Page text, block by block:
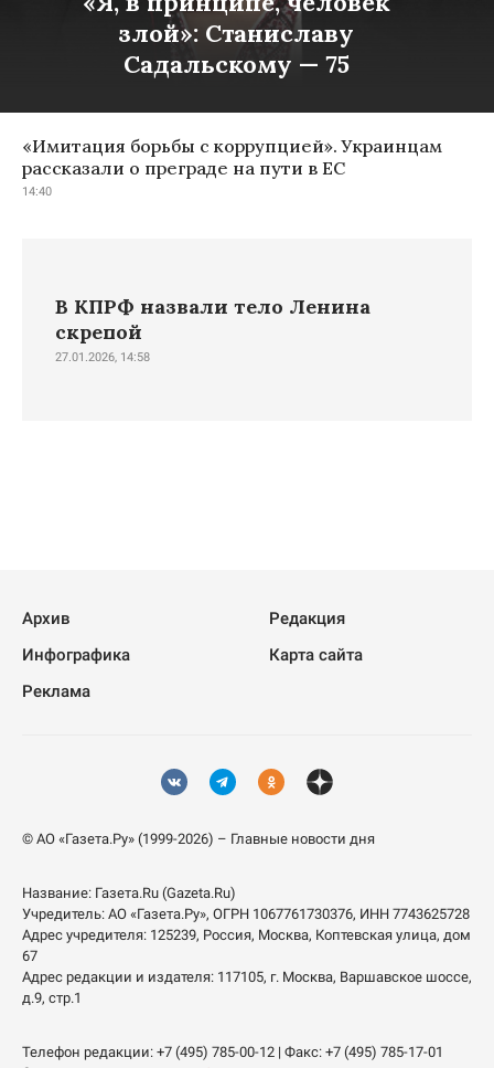
злой»: Станиславу
Садальскому — 75
«Имитация борьбы с коррупцией». Украинцам
рассказали о преграде на пути в ЕС
14:40
В КПРФ назвали тело Ленина
скрепой
27.01.2026, 14:58
Архив
Редакция
Инфографика
Карта сайта
Реклама
© АО «Газета.Ру» (1999-2026) – Главные новости дня
Название: Газета.Ru (Gazeta.Ru)
Учредитель: АО «Газета.Ру», ОГРН 1067761730376, ИНН 7743625728
Адрес учредителя: 125239, Россия, Москва, Коптевская улица, дом
67
Адрес редакции и издателя: 117105, г. Москва, Варшавское шоссе,
д.9, стр.1
Телефон редакции: +7 (495) 785-00-12 | Факс: +7 (495) 785-17-01